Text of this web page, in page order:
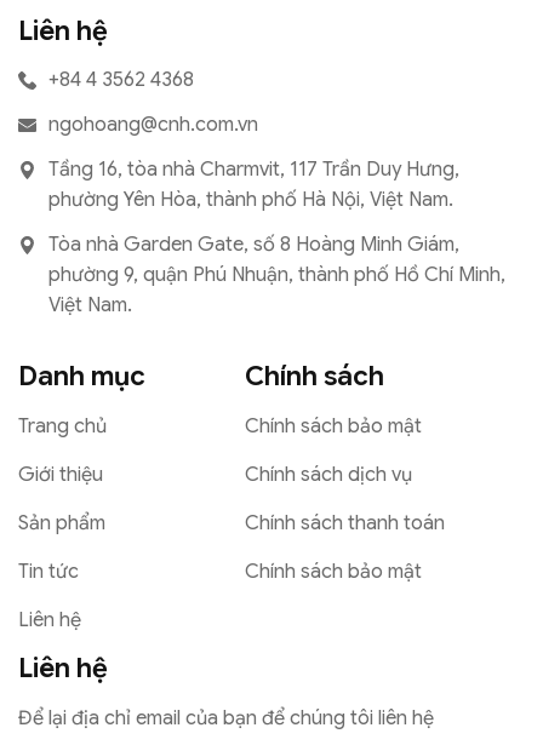
Liên hệ
+84 4 3562 4368
ngohoang@cnh.com.vn
Tầng 16, tòa nhà Charmvit, 117 Trần Duy Hưng,
phường Yên Hòa, thành phố Hà Nội, Việt Nam.
Tòa nhà Garden Gate, số 8 Hoàng Minh Giám,
phường 9, quận Phú Nhuận, thành phố Hồ Chí Minh,
Việt Nam.
Danh mục
Trang chủ
Giới thiệu
Sản phẩm
Tin tức
Liên hệ
Chính sách
Chính sách bảo mật
Chính sách dịch vụ
Chính sách thanh toán
Chính sách bảo mật
Liên hệ
Để lại địa chỉ email của bạn để chúng tôi liên hệ